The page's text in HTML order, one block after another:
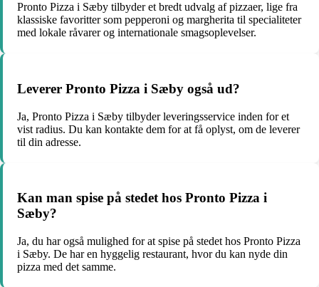
Pronto Pizza i Sæby tilbyder et bredt udvalg af pizzaer, lige fra
klassiske favoritter som pepperoni og margherita til specialiteter
med lokale råvarer og internationale smagsoplevelser.
Leverer Pronto Pizza i Sæby også ud?
Ja, Pronto Pizza i Sæby tilbyder leveringsservice inden for et
vist radius. Du kan kontakte dem for at få oplyst, om de leverer
til din adresse.
Kan man spise på stedet hos Pronto Pizza i
Sæby?
Ja, du har også mulighed for at spise på stedet hos Pronto Pizza
i Sæby. De har en hyggelig restaurant, hvor du kan nyde din
pizza med det samme.